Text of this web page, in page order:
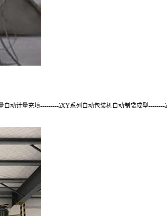
自动计量充填---------àXY系列自动包装机自动制袋成型--------à